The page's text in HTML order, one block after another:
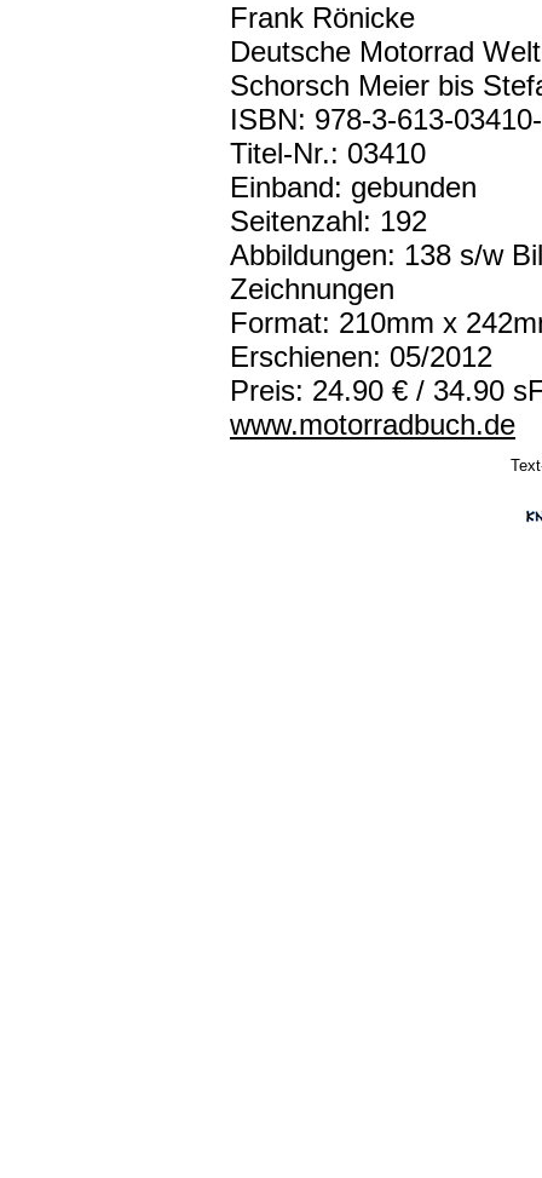
Frank Rönicke
Deutsche Motorrad
Schorsch Meier bis
ISBN: 978-3-613-
Titel-Nr.: 03410
Einband: gebunden
Seitenzahl: 192
Abbildungen: 138 s/w
Zeichnungen
Format: 210mm x
Erschienen: 05/2012
Preis: 24.90 € / 34.90
www.motorradbuch.de